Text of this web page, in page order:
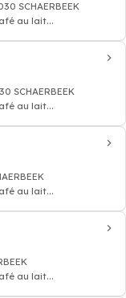
SCHAERBEEK
au lait...
SCHAERBEEK
au lait...
au lait...
au lait...